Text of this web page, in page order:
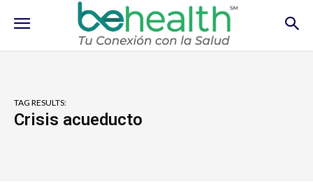
TAG RESULTS:
Crisis acueducto